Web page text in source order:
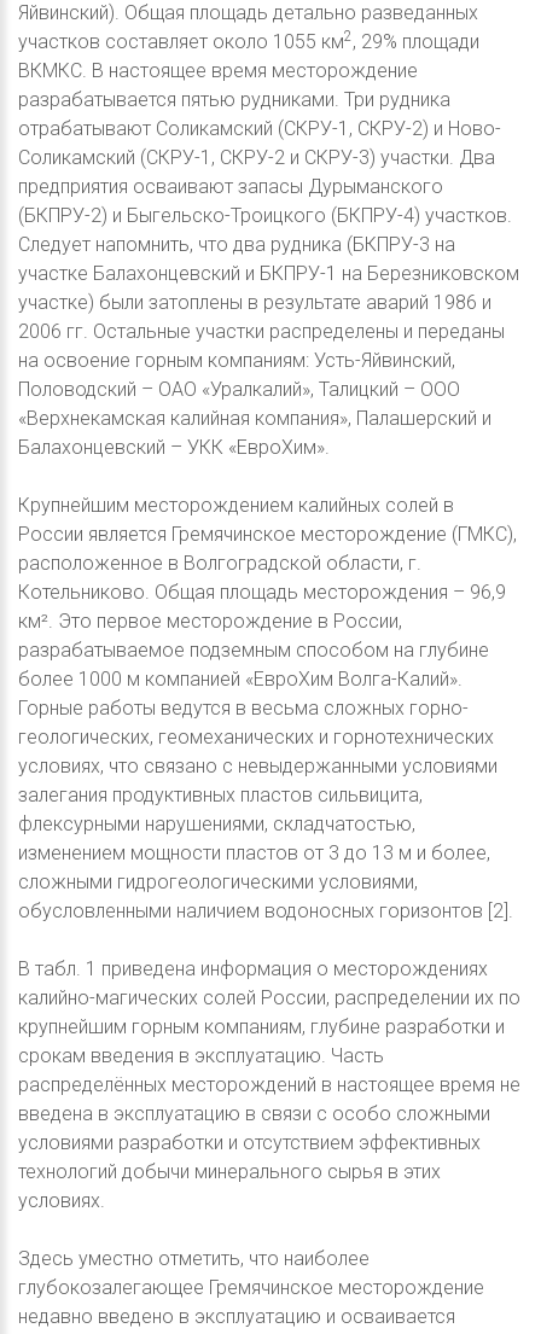
Яйвинский). Общая площадь детально разведанных
участков составляет около 1055 км2, 29% площади
ВКМКС. В настоящее время месторождение
разрабатывается пятью рудниками. Три рудника
отрабатывают Соликамский (СКРУ-1, СКРУ-2) и Ново-
Соликамский (СКРУ-1, СКРУ-2 и СКРУ-3) участки. Два
предприятия осваивают запасы Дурыманского
(БКПРУ-2) и Быгельско-Троицкого (БКПРУ-4) участков.
Следует напомнить, что два рудника (БКПРУ-3 на
участке Балахонцевский и БКПРУ-1 на Березниковском
участке) были затоплены в результате аварий 1986 и
2006 гг. Остальные участки распределены и переданы
на освоение горным компаниям: Усть-Яйвинский,
Половодский – ОАО «Уралкалий», Талицкий – ООО
«Верхнекамская калийная компания», Палашерский и
Балахонцевский – УКК «ЕвроХим».
Крупнейшим месторождением калийных солей в
России является Гремячинское месторождение (ГМКС),
расположенное в Волгоградской области, г.
Котельниково. Общая площадь месторождения – 96,9
км². Это первое месторождение в России,
разрабатываемое подземным способом на глубине
более 1000 м компанией «ЕвроХим Волга-Калий».
Горные работы ведутся в весьма сложных горно-
геологических, геомеханических и горнотехнических
условиях, что связано с невыдержанными условиями
залегания продуктивных пластов сильвицита,
флексурными нарушениями, складчатостью,
изменением мощности пластов от 3 до 13 м и более,
сложными гидрогеологическими условиями,
обусловленными наличием водоносных горизонтов [2].
В табл. 1 приведена информация о месторождениях
калийно-магических солей России, распределении их по
крупнейшим горным компаниям, глубине разработки и
срокам введения в эксплуатацию. Часть
распределённых месторождений в настоящее время не
введена в эксплуатацию в связи с особо сложными
условиями разработки и отсутствием эффективных
технологий добычи минерального сырья в этих
условиях.
Здесь уместно отметить, что наиболее
глубокозалегающее Гремячинское месторождение
недавно введено в эксплуатацию и осваивается